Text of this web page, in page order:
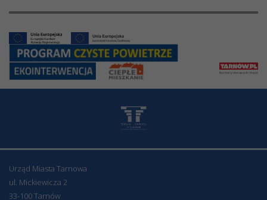
Urząd Miasta Tarnowa
ul. Mickiewicza 2
33-100 Tarnów